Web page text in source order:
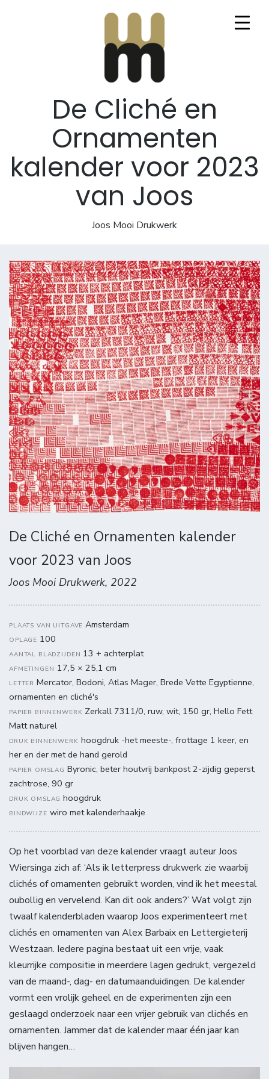
Mooi Marginaal
De Cliché en
Ornamenten
kalender voor 2023
van Joos
Joos Mooi Drukwerk
De Cliché en Ornamenten kalender
voor 2023 van Joos
Joos Mooi Drukwerk, 2022
PLAATS VAN UITGAVE Amsterdam
OPLAGE 100
AANTAL BLADZIJDEN 13 + achterplat
AFMETINGEN 17,5 × 25,1 cm
LETTER Mercator, Bodoni, Atlas Mager, Brede Vette Egyptienne,
ornamenten en cliché's
PAPIER BINNENWERK Zerkall 7311/0, ruw, wit, 150 gr, Hello Fett
Matt naturel
DRUK BINNENWERK hoogdruk -het meeste-, frottage 1 keer, en
her en der met de hand gerold
PAPIER OMSLAG Byronic, beter houtvrij bankpost 2-zijdig geperst,
zachtrose, 90 gr
DRUK OMSLAG hoogdruk
BINDWIJZE wiro met kalenderhaakje
Op het voorblad van deze kalender vraagt auteur Joos
Wiersinga zich af: ‘Als ik letterpress drukwerk zie waarbij
clichés of ornamenten gebruikt worden, vind ik het meestal
oubollig en vervelend. Kan dit ook anders?’ Wat volgt zijn
twaalf kalenderbladen waarop Joos experimenteert met
clichés en ornamenten van Alex Barbaix en Lettergieterij
Westzaan. Iedere pagina bestaat uit een vrije, vaak
kleurrijke compositie in meerdere lagen gedrukt, vergezeld
van de maand-, dag- en datumaanduidingen. De kalender
vormt een vrolijk geheel en de experimenten zijn een
geslaagd onderzoek naar een vrijer gebruik van clichés en
ornamenten. Jammer dat de kalender maar één jaar kan
blijven hangen…